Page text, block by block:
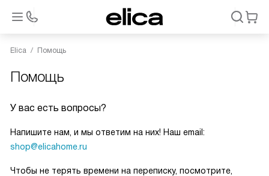
Elica Помощь
Помощь
У вас есть вопросы?
Напишите нам, и мы ответим на них! Наш email:
shop@elicahome.ru
Чтобы не терять времени на переписку, посмотрите,